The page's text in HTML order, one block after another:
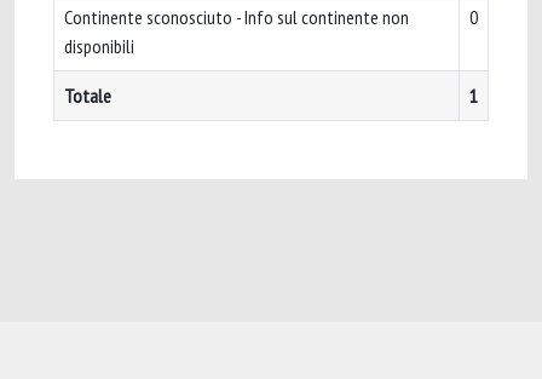
Continente sconosciuto - Info sul continente non
disponibili
0
Totale 1